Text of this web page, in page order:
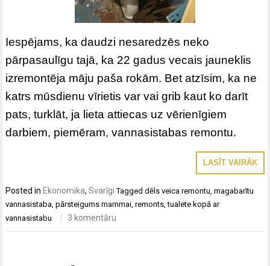
Iespējams, ka daudzi nesaredzēs neko
pārpasaulīgu tajā, ka 22 gadus vecais jauneklis
izremontēja māju paša rokām. Bet atzīsim, ka ne
katrs mūsdienu vīrietis var vai grib kaut ko darīt
pats, turklāt, ja lieta attiecas uz vērienīgiem
darbiem, piemēram, vannasistabas remontu.
LASĪT VAIRĀK
Posted in Ekonomika,Svarīgi Taggeddēls veica remontu ,magabarītu
vannasistaba ,pārsteigums mammai ,remonts ,tualete kopā ar
vannasistabu
3 komentāru